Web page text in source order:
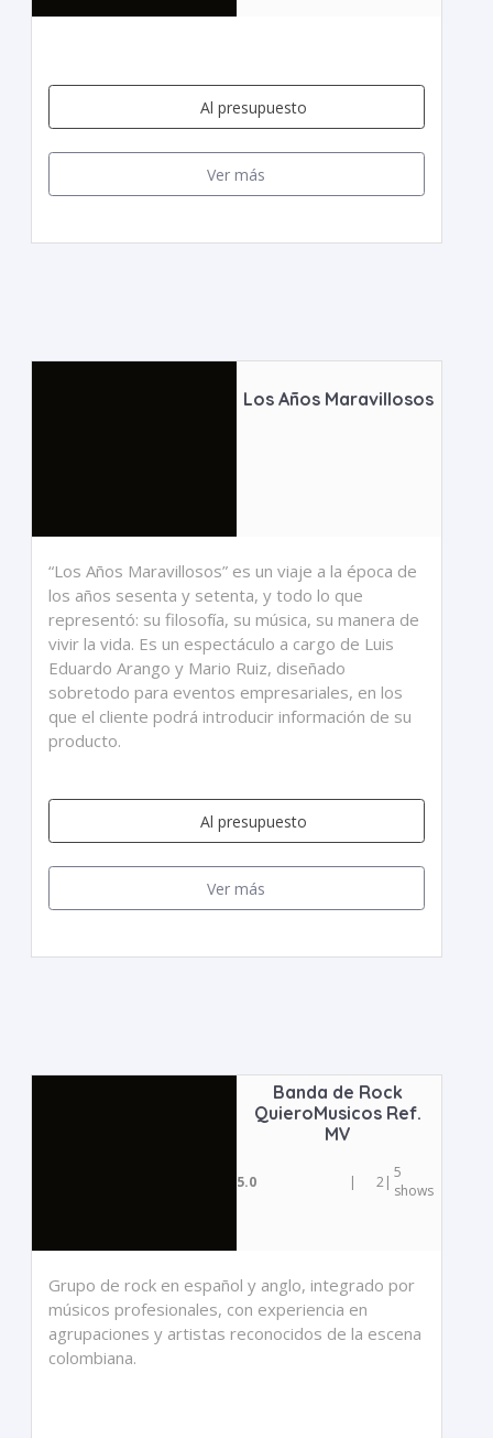
Al presupuesto
Ver más
Los Años Maravillosos
“Los Años Maravillosos” es un viaje a la época de
los años sesenta y setenta, y todo lo que
representó: su filosofía, su música, su manera de
vivir la vida. Es un espectáculo a cargo de Luis
Eduardo Arango y Mario Ruiz, diseñado
sobretodo para eventos empresariales, en los
que el cliente podrá introducir información de su
producto.
Al presupuesto
Ver más
Banda de Rock
QuieroMusicos Ref.
MV
5.0 | 2| 5
shows
Grupo de rock en español y anglo, integrado por
músicos profesionales, con experiencia en
agrupaciones y artistas reconocidos de la escena
colombiana.